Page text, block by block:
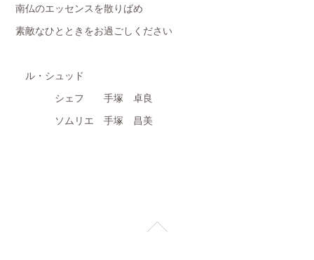
南仏のエッセンスを散りばめ
素敵なひとときをお過ごしください
ル・シュッド
シェフ 手塚 卓良
ソムリエ 手塚 昌美